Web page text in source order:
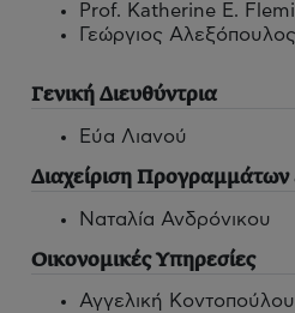
Prof. Katherine E.
Γεώργιος
Γενική Διευθύντρια
Εύα Λιανού
Διαχείριση
Ναταλία Ανδρόνικου
Οικονομικές Υπηρεσίες
Αγγελική Κοντοπούλου